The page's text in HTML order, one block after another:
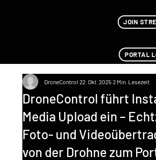
JOIN
PORTAL
DroneControl führt
Media Upload ein –
Foto- und
von der Drohne zum
DroneControl 22. Okt. 2025 2 Min. Lesezeit